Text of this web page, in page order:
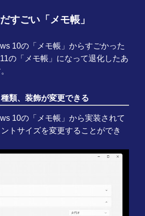
すごい「メモ帳」
10の「メモ帳」からすごかった
の「メモ帳」になって退化したあ
類、装飾が変更できる
10の「メモ帳」から実装されて
トサイズを変更することができ